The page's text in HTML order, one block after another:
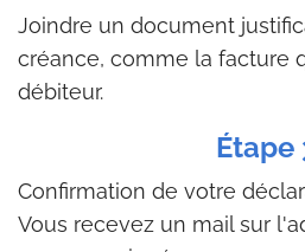
Joindre un document
créance, comme la facture
débiteur.
Étape
Confirmation de votre
Vous recevez un mail sur